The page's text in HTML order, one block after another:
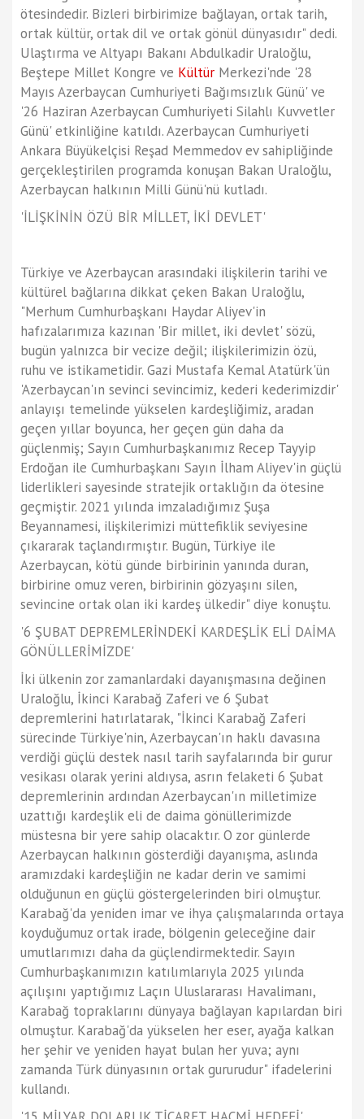
ötesindedir. Bizleri birbirimize bağlayan, ortak tarih,
ortak kültür, ortak dil ve ortak gönül dünyasıdır" dedi.
Ulaştırma ve Altyapı Bakanı Abdulkadir Uraloğlu,
Beştepe Millet Kongre ve Kültür Merkezi'nde '28
Mayıs Azerbaycan Cumhuriyeti Bağımsızlık Günü' ve
'26 Haziran Azerbaycan Cumhuriyeti Silahlı Kuvvetler
Günü' etkinliğine katıldı. Azerbaycan Cumhuriyeti
Ankara Büyükelçisi Reşad Memmedov ev sahipliğinde
gerçekleştirilen programda konuşan Bakan Uraloğlu,
Azerbaycan halkının Milli Günü'nü kutladı.
'İLİŞKİNİN ÖZÜ BİR MİLLET, İKİ DEVLET'
Türkiye ve Azerbaycan arasındaki ilişkilerin tarihi ve
kültürel bağlarına dikkat çeken Bakan Uraloğlu,
"Merhum Cumhurbaşkanı Haydar Aliyev'in
hafızalarımıza kazınan 'Bir millet, iki devlet' sözü,
bugün yalnızca bir vecize değil; ilişkilerimizin özü,
ruhu ve istikametidir. Gazi Mustafa Kemal Atatürk'ün
'Azerbaycan'ın sevinci sevincimiz, kederi kederimizdir'
anlayışı temelinde yükselen kardeşliğimiz, aradan
geçen yıllar boyunca, her geçen gün daha da
güçlenmiş; Sayın Cumhurbaşkanımız Recep Tayyip
Erdoğan ile Cumhurbaşkanı Sayın İlham Aliyev'in güçlü
liderlikleri sayesinde stratejik ortaklığın da ötesine
geçmiştir. 2021 yılında imzaladığımız Şuşa
Beyannamesi, ilişkilerimizi müttefiklik seviyesine
çıkararak taçlandırmıştır. Bugün, Türkiye ile
Azerbaycan, kötü günde birbirinin yanında duran,
birbirine omuz veren, birbirinin gözyaşını silen,
sevincine ortak olan iki kardeş ülkedir" diye konuştu.
'6 ŞUBAT DEPREMLERİNDEKİ KARDEŞLİK ELİ DAİMA
GÖNÜLLERİMİZDE'
İki ülkenin zor zamanlardaki dayanışmasına değinen
Uraloğlu, İkinci Karabağ Zaferi ve 6 Şubat
depremlerini hatırlatarak, "İkinci Karabağ Zaferi
sürecinde Türkiye'nin, Azerbaycan'ın haklı davasına
verdiği güçlü destek nasıl tarih sayfalarında bir gurur
vesikası olarak yerini aldıysa, asrın felaketi 6 Şubat
depremlerinin ardından Azerbaycan'ın milletimize
uzattığı kardeşlik eli de daima gönüllerimizde
müstesna bir yere sahip olacaktır. O zor günlerde
Azerbaycan halkının gösterdiği dayanışma, aslında
aramızdaki kardeşliğin ne kadar derin ve samimi
olduğunun en güçlü göstergelerinden biri olmuştur.
Karabağ'da yeniden imar ve ihya çalışmalarında ortaya
koyduğumuz ortak irade, bölgenin geleceğine dair
umutlarımızı daha da güçlendirmektedir. Sayın
Cumhurbaşkanımızın katılımlarıyla 2025 yılında
açılışını yaptığımız Laçın Uluslararası Havalimanı,
Karabağ topraklarını dünyaya bağlayan kapılardan biri
olmuştur. Karabağ'da yükselen her eser, ayağa kalkan
her şehir ve yeniden hayat bulan her yuva; aynı
zamanda Türk dünyasının ortak gururudur" ifadelerini
kullandı.